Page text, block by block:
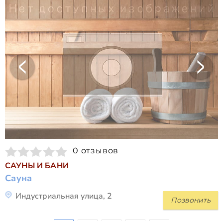
0 отзывов
САУНЫ И БАНИ
Сауна
Позвонить
Индустриальная улица, 2